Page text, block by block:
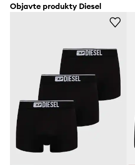
Objavte produkty Diesel